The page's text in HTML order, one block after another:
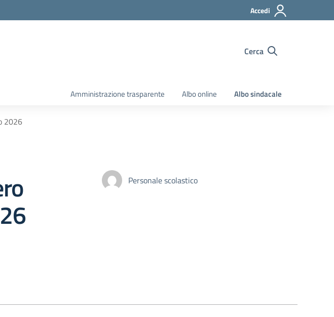
Accedi
Cerca
Amministrazione trasparente Albo online Albo sindacale
2026
Personale scolastico